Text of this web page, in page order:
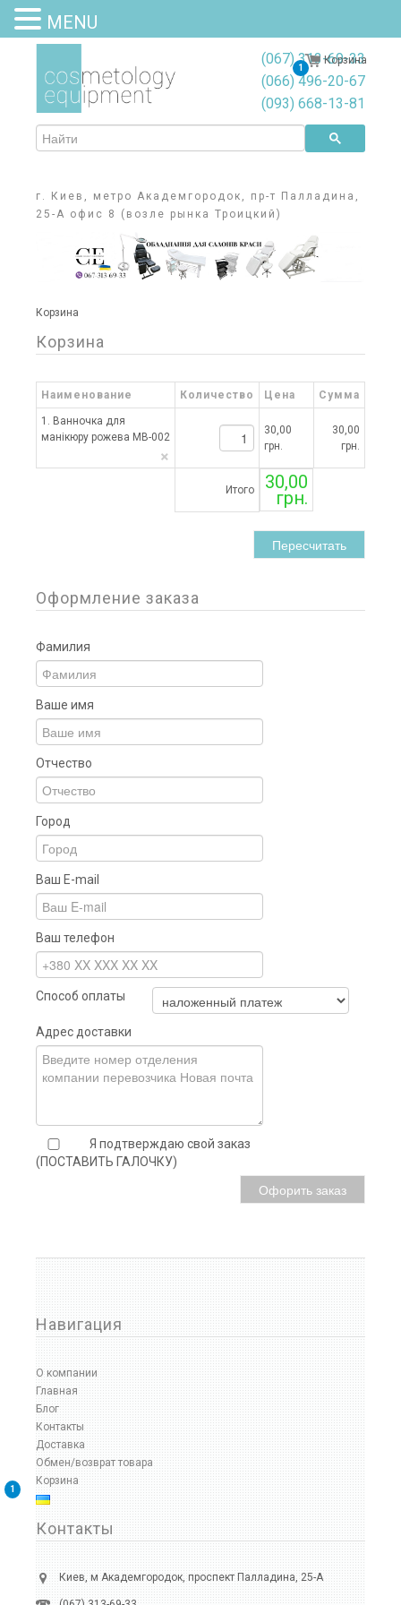
Корзина
1
г. Киев, метро Академгородок, пр-т Палладина,
25-А офис 8 (возле рынка Троицкий)
(067) 313-69-33
(066) 496-20-67
(093) 668-13-81
Корзина
Корзина
Наименование Количество Цена Сумма
1. Ванночка для
манікюру рожева МВ-002
×
30,00
грн.
30,00
грн.
Итого 30,00
грн.
Пересчитать
Оформление заказа
Фамилия
Ваше имя
Отчество
Город
Ваш E-mail
Ваш телефон
Способ оплаты
Адрес доставки
Я подтверждаю свой заказ
(ПОСТАВИТЬ ГАЛОЧКУ)
Офорить заказ
Навигация
О компании
Главная
Блог
Контакты
Доставка
Обмен/возврат товара
Корзина
1
Контакты
Киев, м Академгородок, проспект Палладина, 25-А
MENU